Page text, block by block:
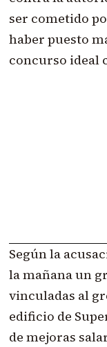
ser cometido
haber puesto
concurso ideal
Según la
la mañana un
vinculadas al
edificio de
de mejoras